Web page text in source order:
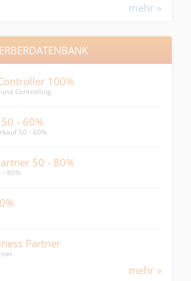
mehr »
100%
Controlling
- 60%
50 - 60%
50 - 80%
- 80%
Partner
mehr »